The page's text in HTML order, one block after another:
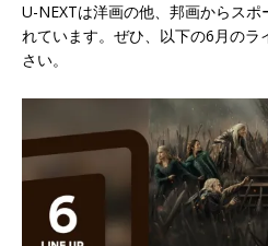
U-NEXTは洋画の他、邦画からス
れています。ぜひ、以下の6月の
さい。